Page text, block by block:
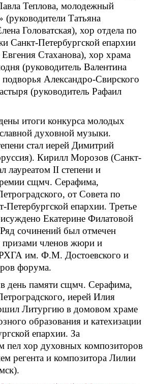
Теплова, молодежный
(руководители Татьяна
Головатская), хор отдела по
Санкт-Петербургской епархии
Евгения Стаханова), хор храма
(руководитель Валентина
подворья Александро-Свирского
(руководитель Рафаил
итоги конкурса молодых
духовной музыки.
стал иерей Димитрий
Кирилл Морозов (Санкт-
лауреатом II степени и
сщмч. Серафима,
от Совета по
Петербургской епархии. Третье
Екатерине Филатовой
сочинений был отмечен
призами членов жюри и
им. Ф.М. Достоевского и
форума.
в день памяти сщмч. Серафима,
иерей Илия
Литургию в домовом храме
образования и катехизации
епархии. За
пел хор духовных композиторов
регента и композитора Лилии